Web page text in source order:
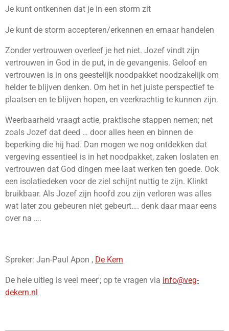
Je kunt ontkennen dat je in een storm zit
Je kunt de storm accepteren/erkennen en ernaar handelen
Zonder vertrouwen overleef je het niet. Jozef vindt zijn
vertrouwen in God in de put, in de gevangenis. Geloof en
vertrouwen is in ons geestelijk noodpakket noodzakelijk om
helder te blijven denken. Om het in het juiste perspectief te
plaatsen en te blijven hopen, en veerkrachtig te kunnen zijn.
Weerbaarheid vraagt actie, praktische stappen nemen; net
zoals Jozef dat deed … door alles heen en binnen de
beperking die hij had. Dan mogen we nog ontdekken dat
vergeving essentieel is in het noodpakket, zaken loslaten en
vertrouwen dat God dingen mee laat werken ten goede. Ook
een isolatiedeken voor de ziel schijnt nuttig te zijn. Klinkt
bruikbaar. Als Jozef zijn hoofd zou zijn verloren was alles
wat later zou gebeuren niet gebeurt…. denk daar maar eens
over na ….
Spreker: Jan-Paul Apon , De Kern
De hele uitleg is veel meer'; op te vragen via info@veg-
dekern.nl